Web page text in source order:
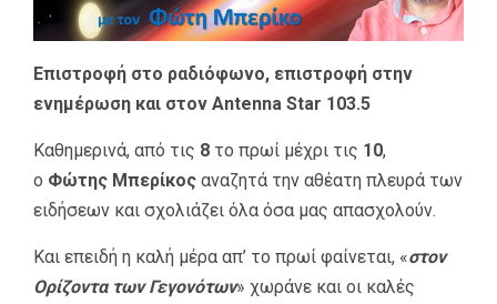
Επιστροφή στο ραδιόφωνο, επιστροφή στην
ενημέρωση και στον Antenna Star 103.5
Καθημερινά, από τις 8 το πρωί μέχρι τις 10,
ο Φώτης Μπερίκος αναζητά την αθέατη πλευρά των
ειδήσεων και σχολιάζει όλα όσα μας απασχολούν.
Και επειδή η καλή μέρα απ’ το πρωί φαίνεται, «στον
Ορίζοντα των Γεγονότων» χωράνε και οι καλές